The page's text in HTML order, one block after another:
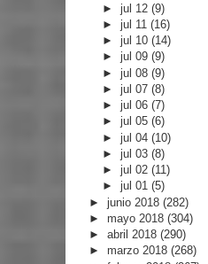
►jul 12(9)
►jul 11(16)
►jul 10(14)
►jul 09(9)
►jul 08(9)
►jul 07(8)
►jul 06(7)
►jul 05(6)
►jul 04(10)
►jul 03(8)
►jul 02(11)
►jul 01(5)
► junio 2018 (282)
► mayo 2018 (304)
► abril 2018 (290)
► marzo 2018 (268)